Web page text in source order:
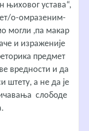
устава“,
о-омразеним-
могли ,па макар
и израженије
предмет
вредности и да
штету, а не да је
слободе